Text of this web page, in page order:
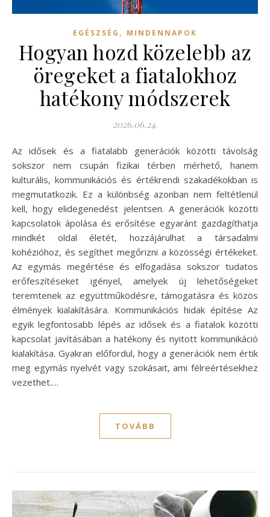
EGÉSZSÉG , MINDENNAPOK
Hogyan hozd közelebb az
öregeket a fiatalokhoz
hatékony módszerek
2026.06.24.
Az idősek és a fiatalabb generációk közötti távolság
sokszor nem csupán fizikai térben mérhető, hanem
kulturális, kommunikációs és értékrendi szakadékokban is
megmutatkozik. Ez a különbség azonban nem feltétlenül
kell, hogy elidegenedést jelentsen. A generációk közötti
kapcsolatok ápolása és erősítése egyaránt gazdagíthatja
mindkét oldal életét, hozzájárulhat a társadalmi
kohézióhoz, és segíthet megőrizni a közösségi értékeket.
Az egymás megértése és elfogadása sokszor tudatos
erőfeszítéseket igényel, amelyek új lehetőségeket
teremtenek az együttműködésre, támogatásra és közös
élmények kialakítására. Kommunikációs hidak építése Az
egyik legfontosabb lépés az idősek és a fiatalok közötti
kapcsolat javításában a hatékony és nyitott kommunikáció
kialakítása. Gyakran előfordul, hogy a generációk nem értik
meg egymás nyelvét vagy szokásait, ami félreértésekhez
vezethet.…
TOVÁBB